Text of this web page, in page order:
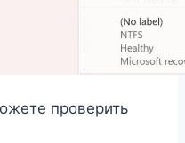
проверить